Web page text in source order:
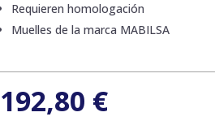
Requieren homologación
Muelles de la marca MABILSA
192,80 €